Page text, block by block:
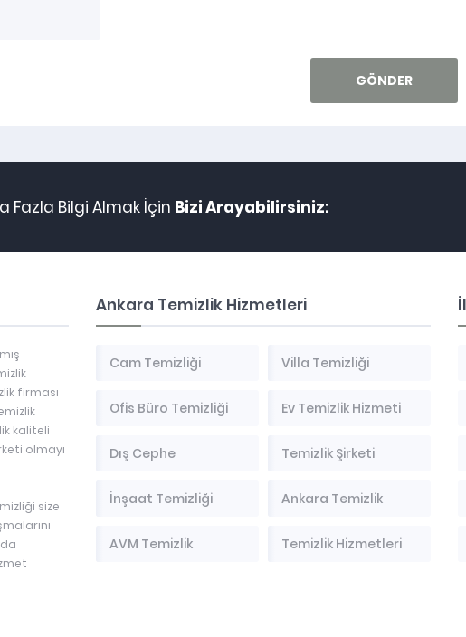
Fazla Bilgi Almak İçin Bizi Arayabilirsiniz:
firması
kaliteli
olmayı
size
Ankara Temizlik Hizmetleri
Cam Temizliği Villa Temizliği
Ofis Büro Temizliği Ev Temizlik Hizmeti
Dış Cephe Temizlik Şirketi
İnşaat Temizliği Ankara Temizlik
AVM Temizlik Temizlik Hizmetleri